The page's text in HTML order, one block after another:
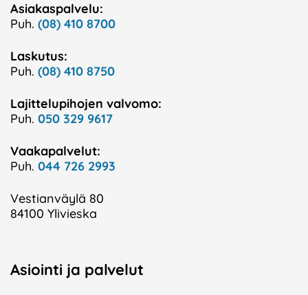
Asiakaspalvelu:
Puh. (08) 410 8700
Laskutus:
Puh. (08) 410 8750
Lajittelupihojen valvomo:
Puh. 050 329 9617
Vaakapalvelut:
Puh. 044 726 2993
Vestianväylä 80
84100 Ylivieska
Asiointi ja palvelut